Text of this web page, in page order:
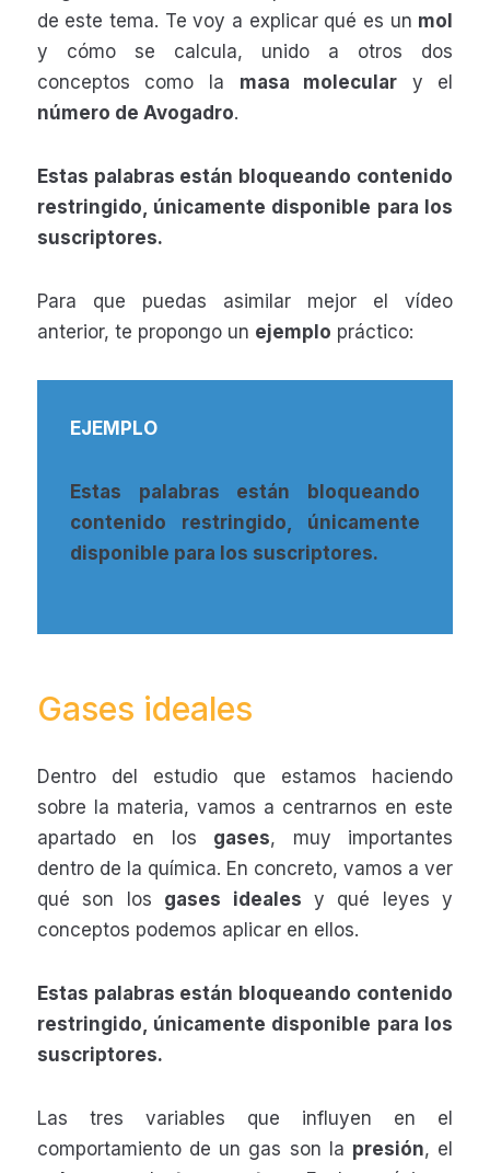
de este tema. Te voy a explicar qué es un mol
y cómo se calcula, unido a otros dos
conceptos como la masa molecular y el
número de Avogadro.
Estas palabras están bloqueando contenido
restringido, únicamente disponible para los
suscriptores.
Para que puedas asimilar mejor el vídeo
anterior, te propongo un ejemplo práctico:
EJEMPLO
Estas palabras están bloqueando
contenido restringido, únicamente
disponible para los suscriptores.
Gases ideales
Dentro del estudio que estamos haciendo
sobre la materia, vamos a centrarnos en este
apartado en los gases, muy importantes
dentro de la química. En concreto, vamos a ver
qué son los gases ideales y qué leyes y
conceptos podemos aplicar en ellos.
Estas palabras están bloqueando contenido
restringido, únicamente disponible para los
suscriptores.
Las tres variables que influyen en el
comportamiento de un gas son la presión, el